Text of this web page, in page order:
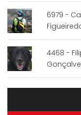
6979 -
4468 -